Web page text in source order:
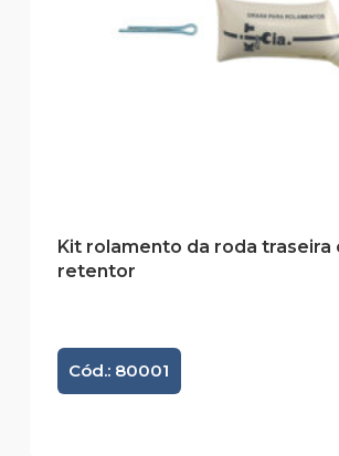
Kit rolamento da roda traseira
retentor
Cód.: 80001